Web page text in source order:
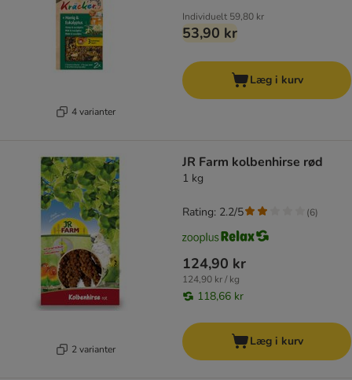
4 varianter
Individuelt 59,80 kr
53,90 kr
Læg i kurv
2 varianter
JR Farm kolbenhirse rød
1 kg
124,90 kr
124,90 kr / kg
118,66 kr
Rating: 2.2/5 (6)
Læg i kurv